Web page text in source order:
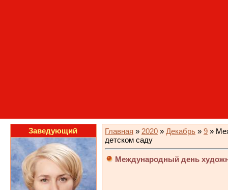
Заведующий Главная » 2020 » Декабрь » 9 »
детском саду
Международный день